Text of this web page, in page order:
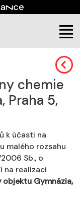
chemie
Praha 5,
k účasti na
malého rozsahu
Sb., o
na realizaci
objektu Gymnázia,